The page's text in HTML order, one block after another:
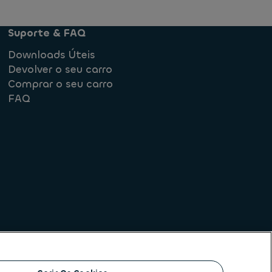
Suporte & FAQ
Downloads Úteis
Devolver o seu carro
Comprar o seu carro
FAQ